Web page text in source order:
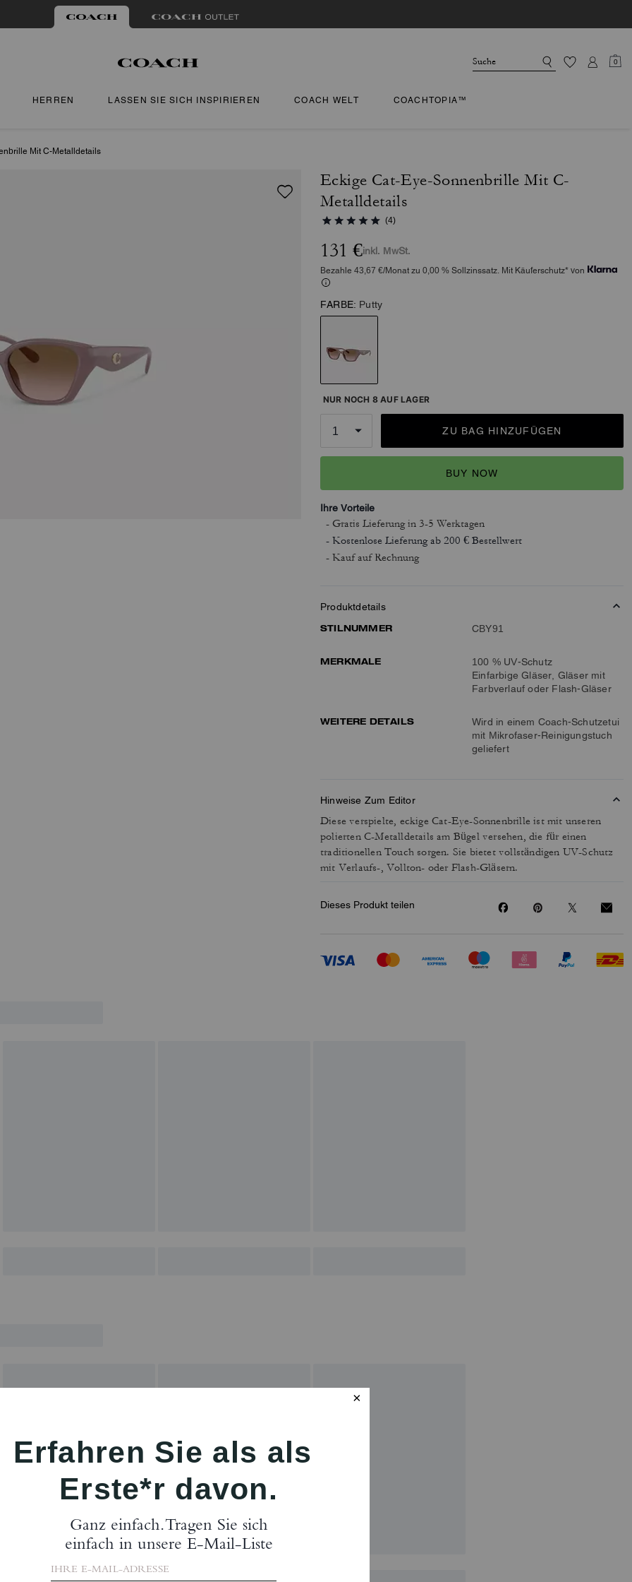
0
HERREN LASSEN SIE SICH INSPIRIEREN COACH WELT COACHTOPIA™
Mit C-Metalldetails
Eckige Cat-Eye-Sonnenbrille Mit C-
Metalldetails
(4)
131 €inkl. MwSt.
Bezahle 43,67 €/Monat zu 0,00 % Sollzinssatz. Mit Käuferschutz* von
FARBE: Putty
NUR NOCH 8 AUF LAGER
ZU BAG HINZUFÜGEN
BUY NOW
Ihre Vorteile
- Gratis Lieferungin 3-5 Werktagen
- Kostenlose Lieferung ab 200 € Bestellwert
- Kauf auf Rechnung
Produktdetails
STILNUMMER
CBY91
MERKMALE
100 % UV-Schutz
Einfarbige Gläser, Gläser mit
Farbverlauf oder Flash-Gläser
WEITERE DETAILS
Wird in einem Coach-Schutzetui
mit Mikrofaser-Reinigungstuch
geliefert
Hinweise Zum Editor
Diese verspielte, eckige Cat-Eye-Sonnenbrille ist mit unseren
polierten C-Metalldetails am Bügel versehen, die für einen
traditionellen Touch sorgen. Sie bietet vollständigen UV-Schutz
mit Verlaufs-, Vollton- oder Flash-Gläsern.
Dieses Produkt teilen